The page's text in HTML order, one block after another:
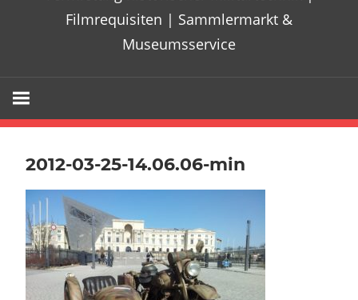
Filmrequisiten | Sammlermarkt &
Museumsservice
2012-03-25-14.06.06-min